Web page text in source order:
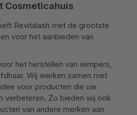
Cosmeticahuis
Revitalash met de grootste
voor het aanbieden van
het herstellen van wimpers,
Wij werken samen met
voor producten die uw
verbeteren. Zo bieden wij ook
van andere merken aan